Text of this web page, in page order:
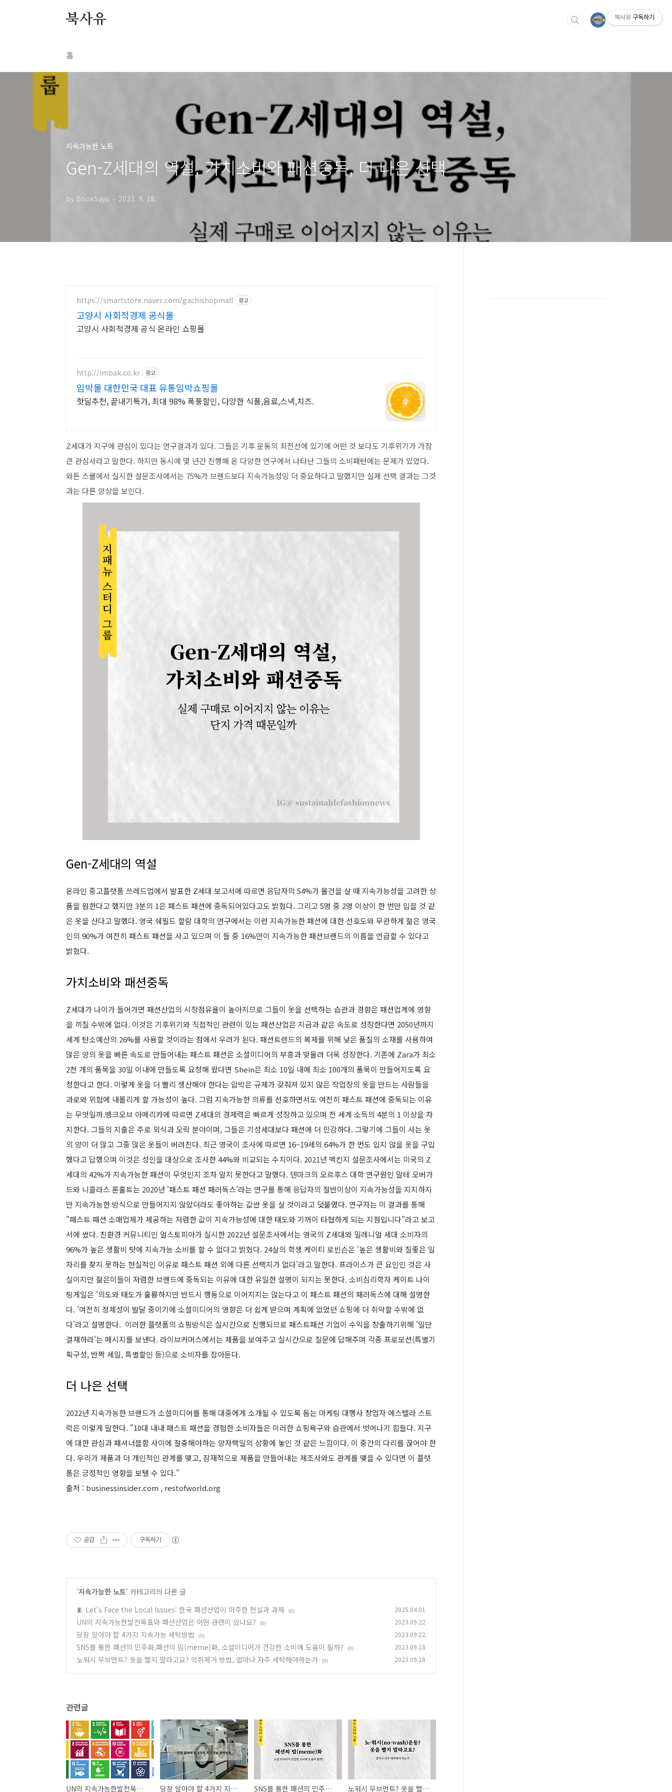
북사유
홈
지속가능한 노트
Gen-Z세대의 역설, 가치소비와 패션중독, 더 나은 선택
by BookSayu 2023. 9. 18.
https://smartstore.naver.com/gachishopmall 광고
고양시 사회적경제 공식몰
고양시 사회적경제 공식 온라인 쇼핑몰
http://imbak.co.kr 광고
임박몰 대한민국 대표 유통임박쇼핑몰
핫딜추천, 끝내기특가, 최대 98% 폭풍할인, 다양한 식품,음료,스낵,치즈.
Z세대가 지구에 관심이 있다는 연구결과가 있다. 그들은 기후 운동의 최전선에 있기에 어떤 것 보다도 기후위기가 가장
큰 관심사라고 말한다. 하지만 동시에 몇 년간 진행해 온 다양한 연구에서 나타난 그들의 소비패턴에는 문제가 있었다.
와튼 스쿨에서 실시한 설문조사에서는 75%가 브랜드보다 지속가능성잉 더 중요하다고 말했지만 실제 선택 결과는 그것
과는 다른 양상을 보인다.
Gen-Z세대의 역설
온라인 중고플랫폼 쓰레드업에서 발표한 Z세대 보고서에 따르면 응답자의 54%가 물건을 살 때 지속가능성을 고려한 상
품을 원한다고 했지만 3분의 1은 패스트 패션에 중독되어있다고도 밝혔다. 그리고 5명 중 2명 이상이 한 번만 입을 것 같
은 옷을 산다고 말했다. 영국 쉐필드 할람 대학의 연구에서는 이런 지속가능한 패션에 대한 선호도와 무관하게 젊은 영국
인의 90%가 여전히 패스트 패션을 사고 있으며 이 들 중 16%만이 지속가능한 패션브랜드의 이름을 언급할 수 있다고
밝혔다.
가치소비와 패션중독
Z세대가 나이가 들어가면 패션산업의 시장점유율이 높아지므로 그들이 옷을 선택하는 습관과 경향은 패션업계에 영향
을 끼칠 수밖에 없다. 이것은 기후위기와 직접적인 관련이 있는 패션산업은 지금과 같은 속도로 성장한다면 2050년까지
세계 탄소예산의 26%를 사용할 것이라는 점에서 우려가 된다. 패션트렌드의 복제를 위해 낮은 품질의 소재를 사용하여
많은 양의 옷을 빠른 속도로 만들어내는 패스트 패션은 소셜미디어의 부흥과 맞물려 더욱 성장한다. 기존에 Zara가 최소
2천 개의 품목을 30일 이내에 만들도록 요청해 왔다면 Shein은 최소 10일 내에 최소 100개의 품목이 만들어지도록 요
청한다고 한다. 이렇게 옷을 더 빨리 생산해야 한다는 압박은 규제가 갖춰져 있지 않은 작업장의 옷을 만드는 사람들을
과로와 위험에 내몰리게 할 가능성이 높다. 그럼 지속가능한 의류를 선호하면서도 여전히 패스트 패션에 중독되는 이유
는 무엇일까.뱅크오브 아메리카에 따르면 Z세대의 경제력은 빠르게 성장하고 있으며 전 세계 소득의 4분의 1 이상을 차
지한다. 그들의 지출은 주로 외식과 오락 분야이며, 그들은 기성세대보다 패션에 더 민감하다. 그렇기에 그들이 사는 옷
의 양이 더 많고 그중 많은 옷들이 버려진다. 최근 영국이 조사에 따르면 16~19세의 64%가 한 번도 입지 않을 옷을 구입
했다고 답했으며 이것은 성인을 대상으로 조사한 44%와 비교되는 수치이다. 2021년 맥킨지 설문조사에서는 미국의 Z
세대의 42%가 지속가능한 패션이 무엇인지 조차 알지 못한다고 말했다. 덴마크의 오르후스 대학 연구원인 말테 오버가
드와 니콜라스 론홀트는 2020년 '패스트 패션 패러독스'라는 연구를 통해 응답자의 절반이상이 지속가능성을 지지하지
만 지속가능한 방식으로 만들어지지 않았더라도 좋아하는 값싼 옷을 살 것이라고 덧붙였다. 연구자는 이 결과를 통해
"패스트 패션 소매업체가 제공하는 저렴한 값이 지속가능성에 대한 태도와 기꺼이 타협하게 되는 지점입니다"라고 보고
서에 썼다. 친환경 커뮤니티인 얼스토피아가 실시한 2022년 설문조사에서는 영국의 Z세대와 밀레니얼 세대 소비자의
96%가 높은 생활비 탓에 지속가능 소비를 할 수 없다고 밝혔다. 24살의 학생 케이티 로빈슨은 '높은 생활비와 질좋은 일
자리를 찾지 못하는 현실적인 이유로 패스트 패션 외에 다른 선택지가 없다'라고 말한다. 프라이스가 큰 요인인 것은 사
실이지만 젊은이들이 저렴한 브랜드에 중독되는 이유에 대한 유일한 설명이 되지는 못한다. 소비심리학자 케이트 나이
팅게일은 '의도와 태도가 훌륭하지만 반드시 행동으로 이어지지는 않는다고 이 패스트 패션의 패러독스에 대해 설명한
다. '여전히 정체성이 발달 중이기에 소셜미디어의 영향은 더 쉽게 받으며 계획에 없었던 쇼핑에 더 취약할 수밖에 없
다'라고 설명한다. 이러한 플랫폼의 쇼핑방식은 실시간으로 진행되므로 패스트패션 기업이 수익을 창출하기위해 '일단
결재하라'는 메시지를 보낸다. 라이브커머스에서는 제품을 보여주고 실시간으로 질문에 답해주며 각종 프로모션(특별기
획구성, 반짝 세일, 특별할인 등)으로 소비자를 잡아둔다.
더 나은 선택
2022년 지속가능한 브랜드가 소셜미디어를 통해 대중에게 소개될 수 있도록 돕는 마케팅 대행사 창업자 에스텔라 스트
럭은 이렇게 말한다. "10대 내내 패스트 패션을 경험한 소비자들은 이러한 쇼핑욕구와 습관에서 벗어나기 힘들다. 지구
에 대한 관심과 패셔너블함 사이에 절충해야하는 양자택일의 상황에 놓인 것 같은 느낌이다. 이 중간의 다리를 끊어야 한
다. 우리가 제품과 더 개인적인 관계를 맺고, 잠재적으로 제품을 만들어내는 제조사와도 관계를 맺을 수 있다면 이 플랫
폼은 긍정적인 영향을 보탤 수 있다."
출처 : businessinsider.com , restofworld.org
공감 구독하기
'지속가능한 노트' 카테고리의 다른 글
🧵 Let’s Face the Local Issues: 한국 패션산업이 마주한 현실과 과제
(0) 2025.04.01
UN의 지속가능한발전목표와 패션산업은 어떤 관련이 있나요? (0) 2023.09.22
당장 알아야 할 4가지 지속가능 세탁방법 (0) 2023.09.22
SNS를 통한 패션의 민주화,패션의 밈(meme)화, 소셜미디어가 건강한 소비에 도움이 될까? (0) 2023.09.18
노워시 무브먼트? 옷을 빨지 말라고요? 악취제거 방법, 얼마나 자주 세탁해야하는가 (0) 2023.09.18
관련글
UN의 지속가능한발전목표와 패션산업은 어떤 관련이 있나요? 당장 알아야 할 4가지 지속가능 세탁방법 SNS를 통한 패션의 민주화,패션의 밈(meme)화, 소셜미디어가 건강한 소비에 도움이 될까? 노워시 무브먼트? 옷을 빨지 말라고요? 악취제거 방법, 얼마나 자주 세탁해야하는가
북사유 구독하기